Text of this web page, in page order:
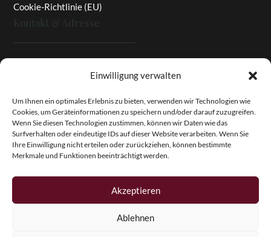
Einwilligung verwalten
Um Ihnen ein optimales Erlebnis zu bieten, verwenden wir Technologien wie
Cookies, um Geräteinformationen zu speichern und/oder darauf zuzugreifen.
Wenn Sie diesen Technologien zustimmen, können wir Daten wie das
Surfverhalten oder eindeutige IDs auf dieser Website verarbeiten. Wenn Sie
Ihre Einwilligung nicht erteilen oder zurückziehen, können bestimmte
Merkmale und Funktionen beeinträchtigt werden.
Akzeptieren
Ablehnen
Cookie-Richtlinie (EU)
Kontakt & Adresse
Heinz Enzinger-Panitz
Aussergernwallen 3
94166 Stubenberg
Deutschland
Tel.:+49 (0)8574 - 91 97 79
info@pfingstrosen.eu
Copyright © 2026 Magic Garden Paeonies. Rottaler